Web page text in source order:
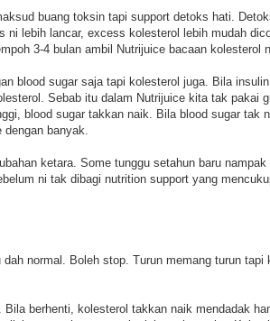
buang toksin tapi support detoks hati.
lebih lancar, excess kolesterol lebih mudah
3-4 bulan ambil Nutrijuice bacaan kolesterol
blood sugar saja tapi kolesterol juga. Bila
Sebab itu dalam Nutrijuice kita tak pakai
blood sugar takkan naik. Bila blood sugar tak
banyak.
ketara. Some tunggu setahun baru
ni tak dibagi nutrition support yang
normal. Boleh stop. Turun memang turun tapi
berhenti, kolesterol takkan naik mendadak